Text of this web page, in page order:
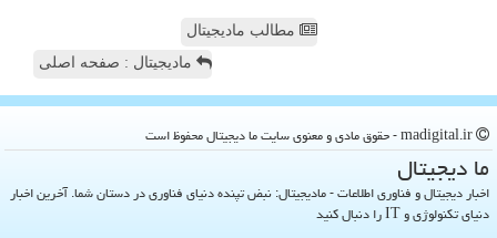
مطالب مادیجیتال
مادیجیتال : صفحه اصلی
ما دیجیتال
اخبار دیجیتال و فناوری اطلاعات - مادیجیتال: نبض تپنده دنیای فناوری در دستان شما. آخرین اخبار
دنیای تکنولوژی و IT را دنبال کنید